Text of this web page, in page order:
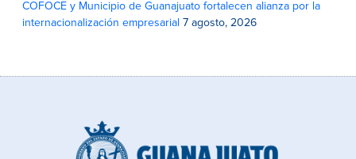
COFOCE y Municipio de Guanajuato fortalecen alianza por la
internacionalización empresarial 7 agosto, 2026